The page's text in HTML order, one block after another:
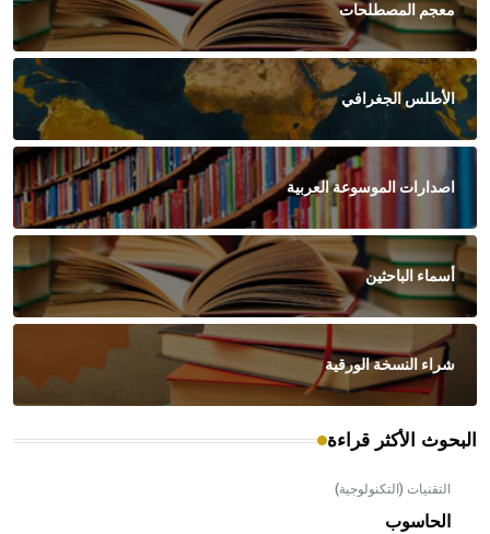
معجم المصطلحات
الأطلس الجغرافي
اصدارات الموسوعة العربية
أسماء الباحثين
شراء النسخة الورقية
البحوث الأكثر قراءة
التقنيات (التكنولوجية)
الحاسوب